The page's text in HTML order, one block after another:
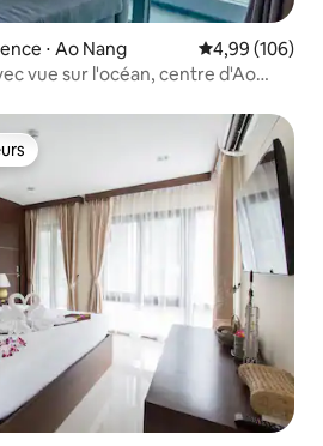
⋅ Ao Nang Évaluation
4,99 (106)
vue sur l'océan, centre d'Ao